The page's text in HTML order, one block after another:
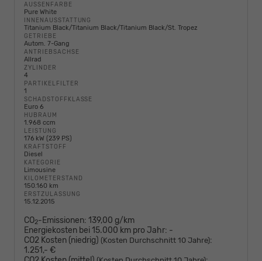
AUSSENFARBE
Pure White
INNENAUSSTATTUNG
Titanium Black/Titanium Black/Titanium Black/St. Tropez
GETRIEBE
Autom. 7-Gang
ANTRIEBSACHSE
Allrad
ZYLINDER
4
PARTIKELFILTER
1
SCHADSTOFFKLASSE
Euro 6
HUBRAUM
1.968 ccm
LEISTUNG
176 kW (239 PS)
KRAFTSTOFF
Diesel
KATEGORIE
Limousine
KILOMETERSTAND
150.160 km
ERSTZULASSUNG
15.12.2015
CO2-Emissionen: 139,00 g/km
Energiekosten bei 15.000 km pro Jahr: -
CO2 Kosten (niedrig) (Kosten Durchschnitt 10 Jahre):
1.251,- €